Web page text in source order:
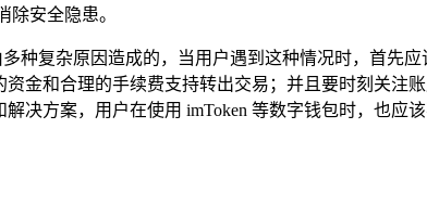
安全隐患。
种复杂原因造成的，当用户遇到这种情况时，首先
金和合理的手续费支持转出交易；并且要时刻关
决方案，用户在使用 imToken 等数字钱包时，也